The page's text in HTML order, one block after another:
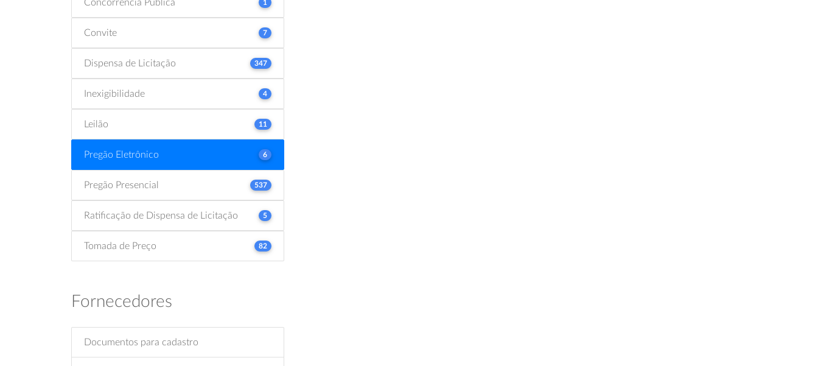
Concorrência Pública 1
Convite 7
Dispensa de Licitação 347
Inexigibilidade 4
Leilão 11
Pregão Eletrônico 6
Pregão Presencial 537
Ratificação de Dispensa de Licitação 5
Tomada de Preço 82
Fornecedores
Documentos para cadastro